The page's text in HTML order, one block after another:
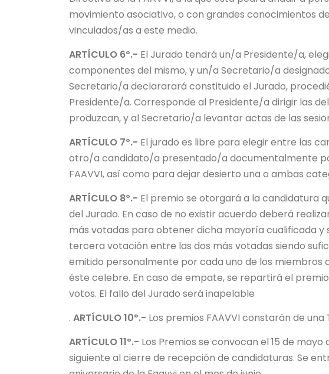
movimiento asociativo, o con grandes conocimientos
vinculados/as a este medio.
ARTÍCULO 6º.- El Jurado tendrá un/a Presidente/a,
componentes del mismo, y un/a Secretario/a
Secretario/a declararará constituido el Jurado,
Presidente/a. Corresponde al Presidente/a dirigir las
produzcan, y al Secretario/a levantar actas de las
ARTÍCULO 7º.- El jurado es libre para elegir entre las
otro/a candidato/a presentado/a documentalmente
FAAVVI, así como para dejar desierto una o ambas
ARTÍCULO 8º.- El premio se otorgará a la candidatura
del Jurado. En caso de no existir acuerdo deberá
más votadas para obtener dicha mayoría cualificada y
tercera votación entre las dos más votadas siendo
emitido personalmente por cada uno de los miembros
éste celebre. En caso de empate, se repartirá el
votos. El fallo del Jurado será inapelable
. ARTÍCULO 10º.- Los premios FAAVVI constarán de
ARTÍCULO 11º.- Los Premios se convocan el 15 de
siguiente al cierre de recepción de candidaturas. Se